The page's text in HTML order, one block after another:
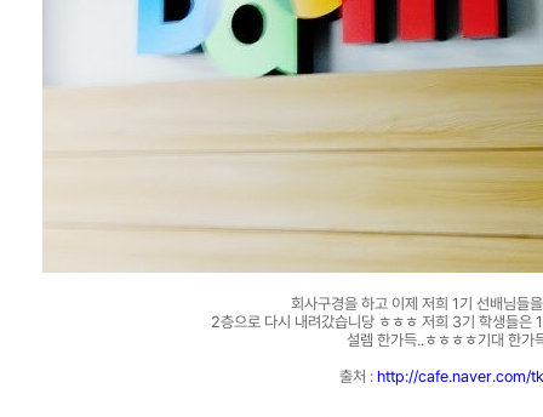
회사구경을 하고 이제 저희 1기 선배님들
2층으로 다시 내려갔습니당 ㅎㅎㅎ 저희 3기 학생들은
설렘 한가득..ㅎㅎㅎㅎ기대 한가
출처 : http://cafe.naver.com/